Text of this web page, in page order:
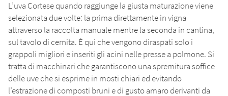
L’uva Cortese quando raggiunge la giusta maturazione viene
selezionata due volte: la prima direttamente in vigna
attraverso la raccolta manuale mentre la seconda in cantina,
sul tavolo di cernita. È qui che vengono diraspati solo i
grappoli migliori e inseriti gli acini nelle presse a polmone. Si
tratta di macchinari che garantiscono una spremitura soffice
delle uve che si esprime in mosti chiari ed evitando
l’estrazione di composti bruni e di gusto amaro derivanti da